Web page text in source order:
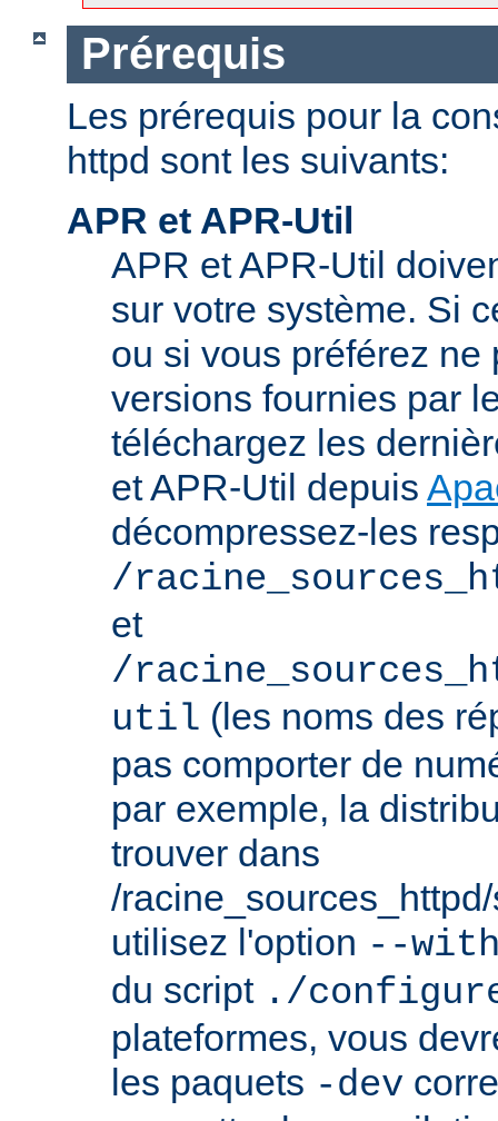
Prérequis
Les prérequis pour la
httpd sont les suivants:
APR et APR-Util
APR et APR-Util
sur votre système. Si
ou si vous préférez ne
versions fournies par
téléchargez les
et APR-Util depuis
décompressez-les
/
et
/
util (les noms des
pas comporter de
par exemple, la
trouver dans
/
utilisez l'option --
du script ./
plateformes, vous
les paquets -dev